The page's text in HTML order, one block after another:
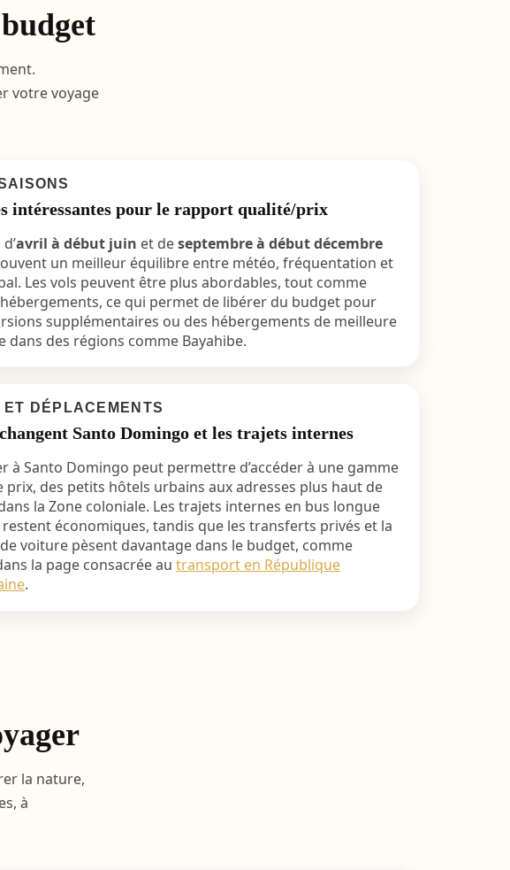
votre voyage
intéressantes pour le rapport qualité/prix
avril à début juin et deseptembre à début décembre
un meilleur équilibre entre météo, fréquentation et
Les vols peuvent être plus abordables, tout comme
ce qui permet de libérer du budget pour
supplémentaires ou des hébergements de meilleure
dans des régions comme Bayahibe.
DÉPLACEMENTS
Santo Domingo et les trajets internes
à Santo Domingo peut permettre d’accéder à une gamme
prix, des petits hôtels urbains aux adresses plus haut de
la Zone coloniale. Les trajets internes en bus longue
économiques, tandis que les transferts privés et la
voiture pèsent davantage dans le budget, comme
la page consacrée au transport en République
.
la nature,
à